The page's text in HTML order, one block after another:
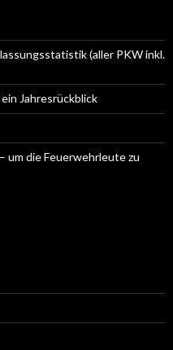
(aller PKW inkl.
Jahresrückblick
um die Feuerwehrleute zu